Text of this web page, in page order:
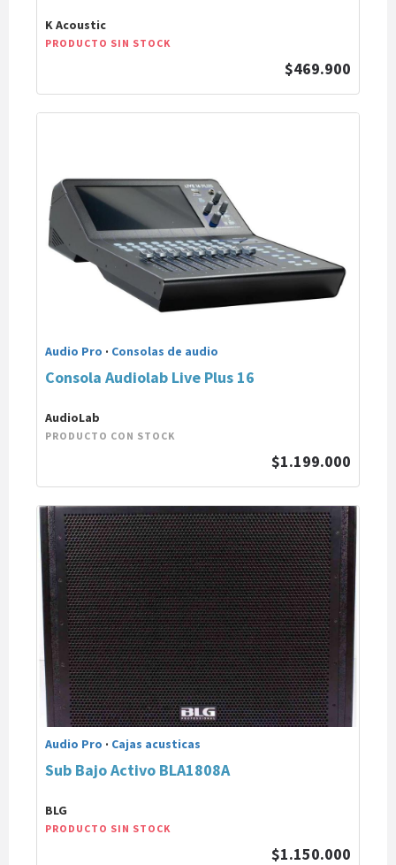
K Acoustic
PRODUCTO SIN STOCK
$469.900
Audio Pro · Consolas de audio
Consola Audiolab Live Plus 16
AudioLab
PRODUCTO CON STOCK
$1.199.000
Audio Pro · Cajas acusticas
Sub Bajo Activo BLA1808A
BLG
PRODUCTO SIN STOCK
$1.150.000